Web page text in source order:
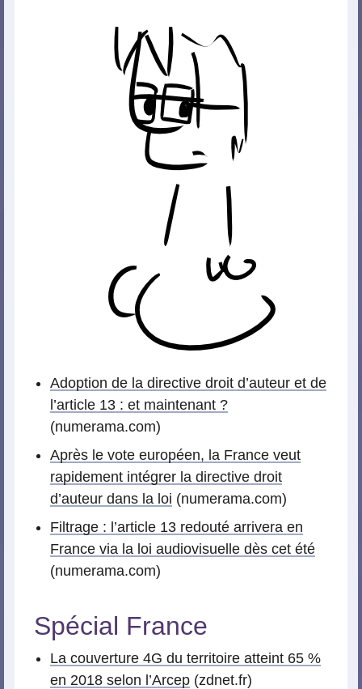
Adoption de la directive droit d’auteur et de
l’article 13 : et maintenant ?
(numerama.com)
Après le vote européen, la France veut
rapidement intégrer la directive droit
d’auteur dans la loi (numerama.com)
Filtrage : l’article 13 redouté arrivera en
France via la loi audiovisuelle dès cet été
(numerama.com)
Spécial France
La couverture 4G du territoire atteint 65 %
en 2018 selon l’Arcep (zdnet.fr)